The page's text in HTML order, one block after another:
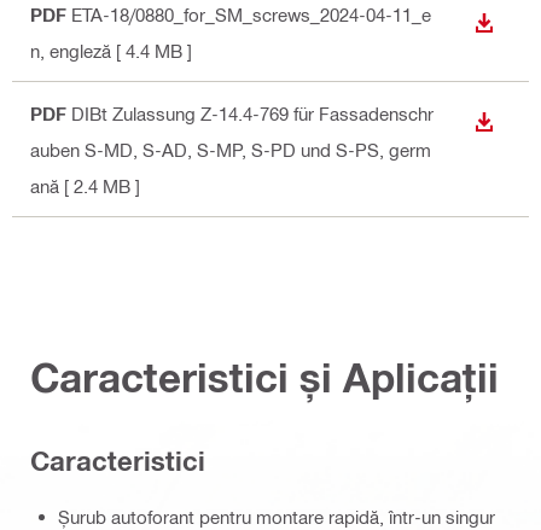
PDF ETA-18/0880_for_SM_screws_2024-04-11_e
n , engleză [ 4.4 MB ]
PDF DIBt Zulassung Z-14.4-769 für Fassadenschr
auben S-MD, S-AD, S-MP, S-PD und S-PS , germ
ană [ 2.4 MB ]
Caracteristici și Aplicații
Caracteristici
Șurub autoforant pentru montare rapidă, într-un singur